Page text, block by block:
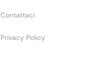
Contattaci
Privacy Policy